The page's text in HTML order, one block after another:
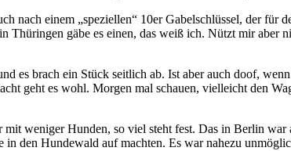
nach einem „speziellen“ 10er Gabelschlüssel, der für
Thüringen gäbe es einen, das weiß ich. Nützt mir
es brach ein Stück seitlich ab. Ist aber auch doof,
geht es wohl. Morgen mal schauen, vielleicht den
weniger Hunden, so viel steht fest. Das in Berlin war
den Hundewald auf machten. Es war nahezu